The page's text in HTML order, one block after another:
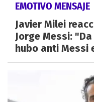
EMOTIVO MENSAJE
Javier Milei
Jorge Messi:
hubo anti Messi